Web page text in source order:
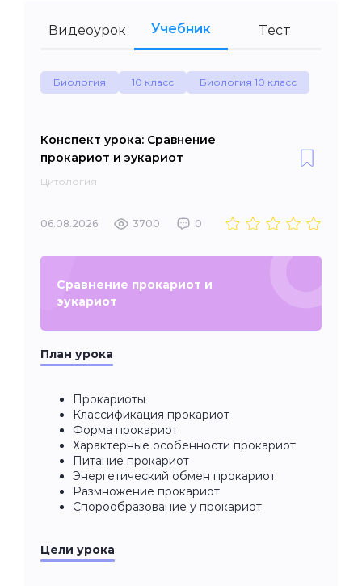
Видеоурок Учебник Тест
Биология 10 класс Биология 10 класс
Конспект урока: Сравнение
прокариот и эукариот
Цитология
06.08.2026 3700 0
Сравнение прокариот и
эукариот
План урока
Прокариоты
Классификация прокариот
Форма прокариот
Характерные особенности прокариот
Питание прокариот
Энергетический обмен прокариот
Размножение прокариот
Спорообразование у прокариот
Цели урока